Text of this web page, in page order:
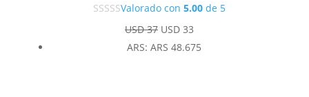
Valorado con 5.00de 5
USD37 El
precio
USD33El
precio
ARS: ARS 48.675